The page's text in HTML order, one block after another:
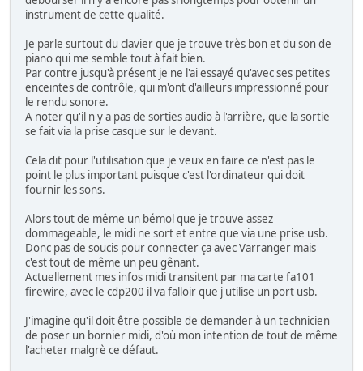
instrument de cette qualité.
Je parle surtout du clavier que je trouve très bon et du son de
piano qui me semble tout à fait bien.
Par contre jusqu'à présent je ne l'ai essayé qu'avec ses petites
enceintes de contrôle, qui m'ont d'ailleurs impressionné pour
le rendu sonore.
A noter qu'il n'y a pas de sorties audio à l'arrière, que la sortie
se fait via la prise casque sur le devant.
Cela dit pour l'utilisation que je veux en faire ce n'est pas le
point le plus important puisque c'est l'ordinateur qui doit
fournir les sons.
Alors tout de même un bémol que je trouve assez
dommageable, le midi ne sort et entre que via une prise usb.
Donc pas de soucis pour connecter ça avec Varranger mais
c'est tout de même un peu gênant.
Actuellement mes infos midi transitent par ma carte fa101
firewire, avec le cdp200 il va falloir que j'utilise un port usb.
J'imagine qu'il doit être possible de demander à un technicien
de poser un bornier midi, d'où mon intention de tout de même
l'acheter malgrè ce défaut.